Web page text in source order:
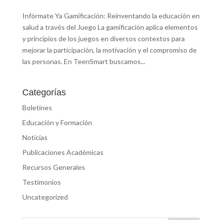
Infórmate Ya Gamificación: Reinventando la educación en
salud a través del Juego La gamificación aplica elementos
y principios de los juegos en diversos contextos para
mejorar la participación, la motivación y el compromiso de
las personas. En TeenSmart buscamos...
Categorías
Boletines
Educación y Formación
Noticias
Publicaciones Académicas
Recursos Generales
Testimonios
Uncategorized